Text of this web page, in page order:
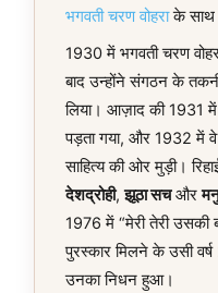
भगवती चरण वोहराके साथ
1930 में भगवती चरण
बाद उन्होंने संगठन के
लिया। आज़ाद की 1931
पड़ता गया, और 1932 में
साहित्य की ओर मुड़ी।
देशद्रोही,झूठा सचऔर
1976 में “मेरी तेरी उसकी
पुरस्कार मिलने के उसी
उनका निधन हुआ।